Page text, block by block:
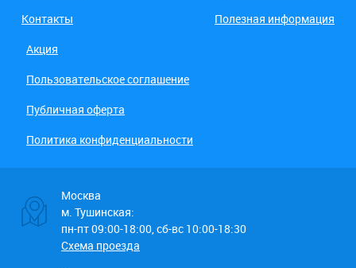
Контакты
Полезная информация
Акция
Пользовательское соглашение
Публичная оферта
Политика конфиденциальности
Москва
м. Тушинская:
пн-пт 09:00-18:00, сб-вс 10:00-18:30
Схема проезда